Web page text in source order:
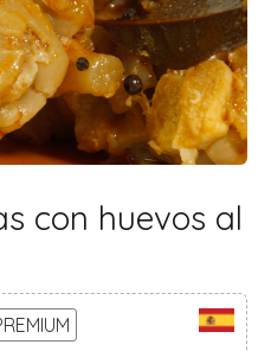
con huevos al